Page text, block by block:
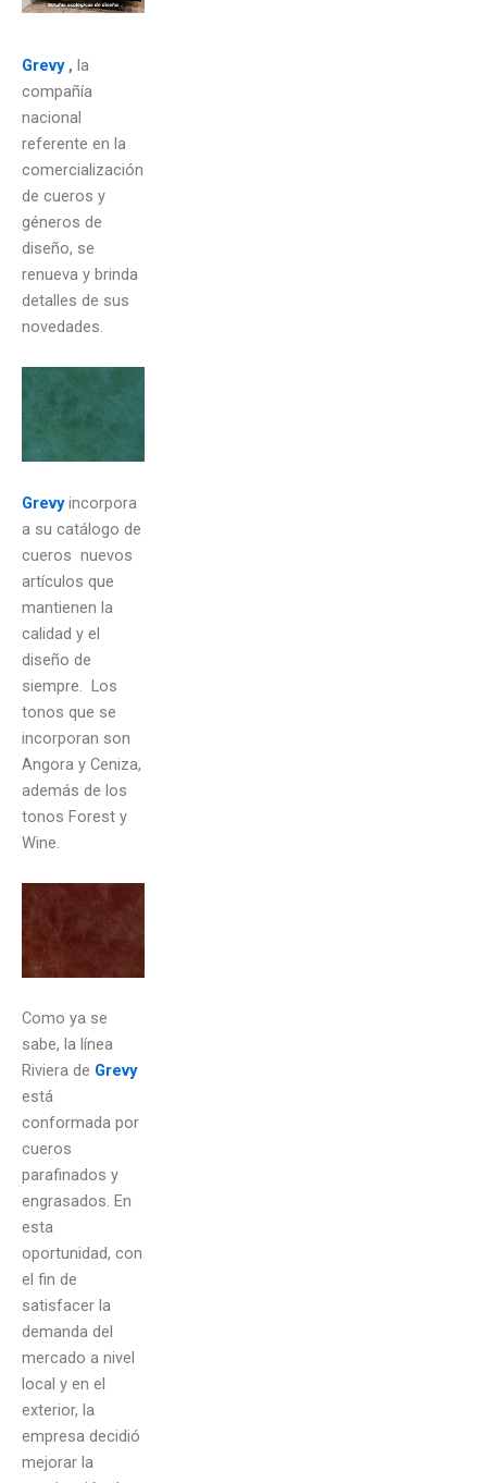
Grevy, la
compañía
nacional
referente en la
comercialización
de cueros y
géneros de
diseño, se
renueva y brinda
detalles de sus
novedades.
Grevyincorpora
a su catálogo de
cueros nuevos
artículos que
mantienen la
calidad y el
diseño de
siempre. Los
tonos que se
incorporan son
Angora y Ceniza,
además de los
tonos Forest y
Wine.
Como ya se
sabe, la línea
Riviera de Grevy
está
conformada por
cueros
parafinados y
engrasados. En
esta
oportunidad, con
el fin de
satisfacer la
demanda del
mercado a nivel
local y en el
exterior, la
empresa decidió
mejorar la